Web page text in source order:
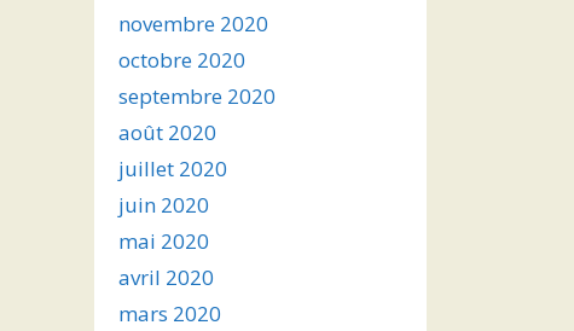
novembre 2020
octobre 2020
septembre 2020
août 2020
juillet 2020
juin 2020
mai 2020
avril 2020
mars 2020